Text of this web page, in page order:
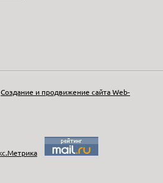
Создание и продвижение сайта Web-